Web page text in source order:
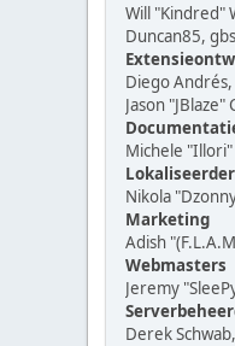
Will "Kindred"
Duncan85,
Diego Andrés,
Jason
Michele
Nikola
Marketing
Adish
Webmasters
Jeremy
Derek